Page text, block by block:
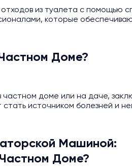
из туалета с помощью
которые
Доме?
доме или на даче,
источником болезней и
Машиной:
Доме?